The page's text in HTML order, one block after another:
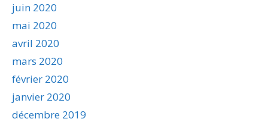
juin 2020
mai 2020
avril 2020
mars 2020
février 2020
janvier 2020
décembre 2019